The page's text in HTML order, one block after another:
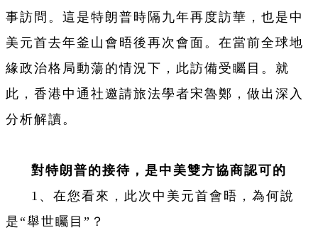
事訪問。這是特朗普時隔九年再度訪華，也是中
美元首去年釜山會晤後再次會面。在當前全球地
緣政治格局動蕩的情況下，此訪備受矚目。就
此，香港中通社邀請旅法學者宋魯鄭，做出深入
分析解讀。
對特朗普的接待，是中美雙方協商認可的
1、在您看來，此次中美元首會晤，為何說
是“舉世矚目”？